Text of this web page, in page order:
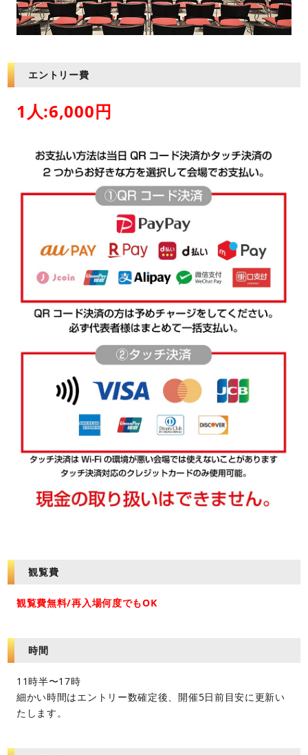
エントリー費
1人:6,000円
観覧費
観覧費無料/再入場何度でもOK
時間
11時半〜17時
細かい時間はエントリー数確定後、開催5日前目安に更新い
たします。